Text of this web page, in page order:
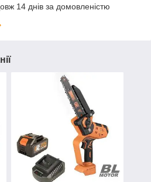
14 днів за домовленістю